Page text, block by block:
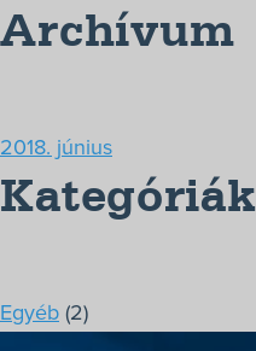
Archívum
2018. június
Kategóriák
Egyéb (2)